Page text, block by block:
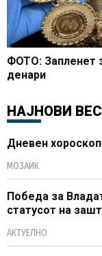
ФОТО: Запленет
денари
НАЈНОВИ
Дневен
МОЗАИК
Победа за
статусот на
АКТУЕЛНО